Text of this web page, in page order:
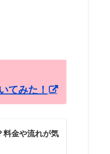
てみた！
料金や流れが気